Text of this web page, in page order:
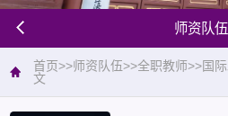
师资队伍
首页>>师资队伍>>全职教师>>国
文